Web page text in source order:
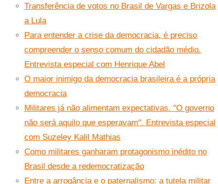
Transferência de votos no Brasil de Vargas e Brizola
a Lula
Para entender a crise da democracia, é preciso
compreender o senso comum do cidadão médio.
Entrevista especial com Henrique Abel
O maior inimigo da democracia brasileira é a própria
democracia
Militares já não alimentam expectativas. "O governo
não será aquilo que esperavam". Entrevista especial
com Suzeley Kalil Mathias
Como militares ganharam protagonismo inédito no
Brasil desde a redemocratização
Entre a arrogância e o paternalismo: a tutela militar